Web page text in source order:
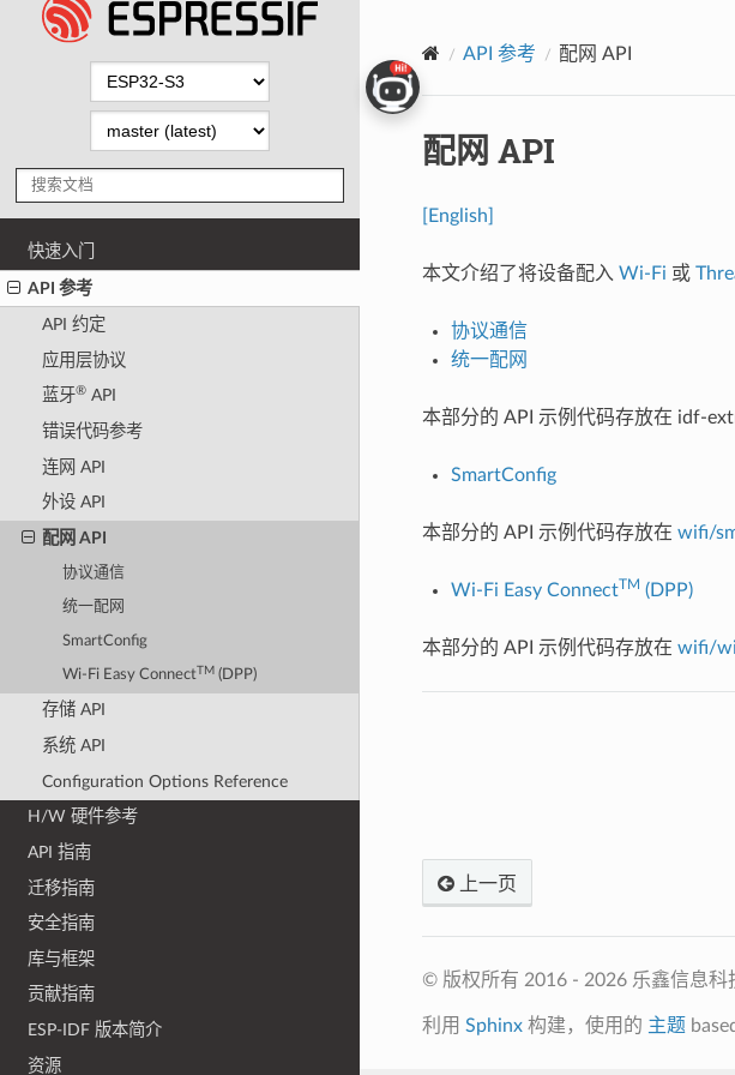
快速入门
API 参考
API 约定
应用层协议
蓝牙®API
错误代码参考
连网 API
外设 API
配网 API
协议通信
统一配网
SmartConfig
Wi-Fi Easy ConnectTM (DPP)
存储 API
系统 API
Configuration Options Reference
H/W 硬件参考
API 指南
迁移指南
安全指南
库与框架
贡献指南
ESP-IDF 版本简介
资源
API 参考 配网 API
配网 API
[English]
本文介绍了将设备配入 Wi-Fi 或
协议通信
统一配网
本部分的 API 示例代码存放在 idf-
SmartConfig
本部分的 API 示例代码存放在 wifi/
Wi-Fi Easy ConnectTM (DPP)
本部分的 API 示例代码存放在 wifi/
上一页
© 版权所有 2016 - 2026 乐鑫信息科
利用 Sphinx构建，使用的 主题